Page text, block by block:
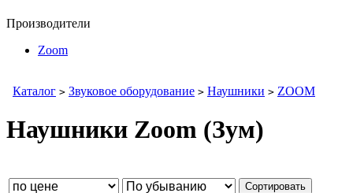
Производители
Zoom
Каталог > Звуковое оборудование > Наушники > ZOOM
Наушники Zoom (Зум)